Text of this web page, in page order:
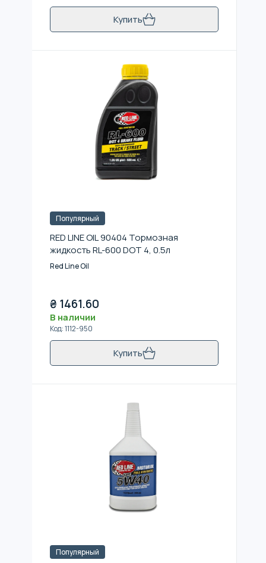
Купить
Популярный
RED LINE OIL 90404 Тормозная
жидкость RL-600 DOT 4, 0.5л
Red Line Oil
₴ 1461.60
В наличии
Код:1112-950
Купить
Популярный